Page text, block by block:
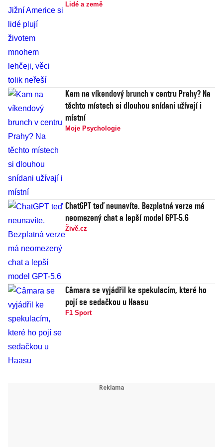
Lidé a země
Kam na víkendový brunch v centru Prahy? Na
těchto místech si dlouhou snídani užívají i
místní
Moje Psychologie
ChatGPT teď neunavíte. Bezplatná verze má
neomezený chat a lepší model GPT-5.6
Živě.cz
Câmara se vyjádřil ke spekulacím, které ho
pojí se sedačkou u Haasu
F1 Sport